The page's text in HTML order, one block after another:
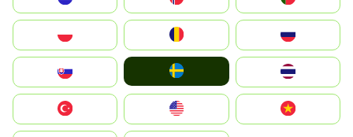
United States